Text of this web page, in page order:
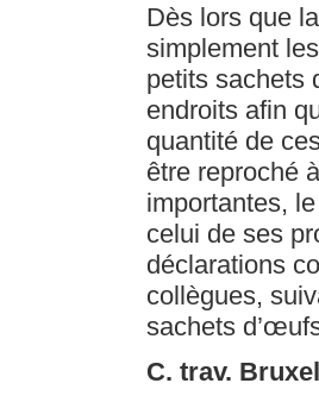
Dès lors que
simplement
petits sachets
endroits afin
quantité de
être reproché
importantes,
celui de ses
déclarations
collègues,
sachets
C. trav.